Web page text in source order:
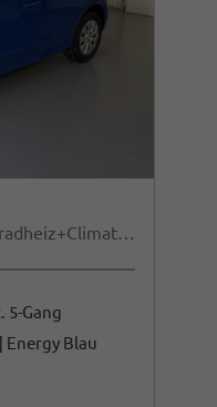
Selection 95PS GV4+Sitzheiz+Lenkradheiz+Climatronic+Sunset+AppConnect+PDC
5-Gang
Energy Blau